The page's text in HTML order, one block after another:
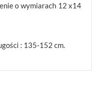
o wymiarach 12 x14
: 135-152 cm.